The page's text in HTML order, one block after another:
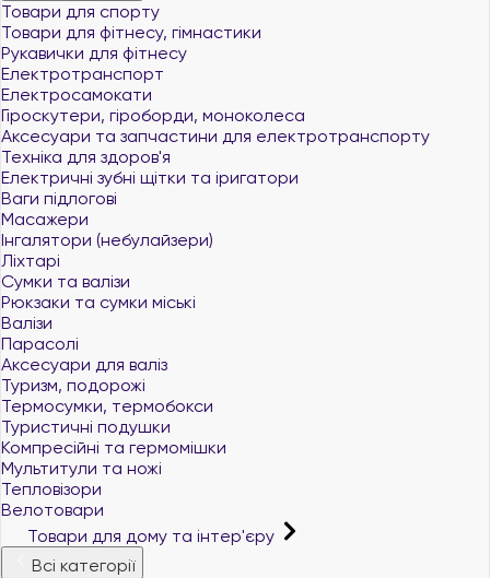
Товари для спорту
Товари для фітнесу, гімнастики
Рукавички для фітнесу
Електротранспорт
Електросамокати
Гіроскутери, гіроборди, моноколеса
Аксесуари та запчастини для електротранспорту
Техніка для здоров'я
Електричні зубні щітки та іригатори
Ваги підлогові
Масажери
Інгалятори (небулайзери)
Ліхтарі
Сумки та валізи
Рюкзаки та сумки міські
Валізи
Парасолі
Аксесуари для валіз
Туризм, подорожі
Термосумки, термобокси
Туристичні подушки
Компресійні та гермомішки
Мультитули та ножі
Тепловізори
Велотовари
Товари для дому та інтер'єру
Всі категорії